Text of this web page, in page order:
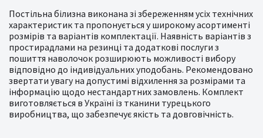
Постільна білизна виконана зі збереженням усіх технічних
характеристик та пропонується у широкому асортименті
розмірів та варіантів комплектації. Наявність варіантів з
простирадлами на резинці та додаткові послуги з
пошиття наволочок розширюють можливості вибору
відповідно до індивідуальних уподобань. Рекомендовано
звертати увагу на допустимі відхилення за розмірами та
інформацію щодо нестандартних замовлень. Комплект
виготовляється в Україні із тканини турецького
виробництва, що забезпечує якість та довговічність.